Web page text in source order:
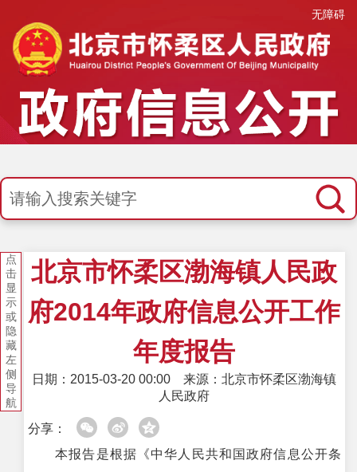
无障碍
点
击
显
示
或
隐
藏
左
侧
导
航
北京市怀柔区渤海镇人民政
府2014年政府信息公开工作
年度报告
日期：2015-03-20 00:00
来源：北京市怀柔区渤海镇
人民政府
分享：
本报告是根据《中华人民共和国政府信息公开条